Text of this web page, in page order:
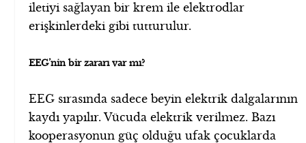
iletiyi sağlayan bir krem ile elektrodlar
erişkinlerdeki gibi tutturulur.
EEG’nin bir zararı var mı?
EEG sırasında sadece beyin elektrik dalgalarının
kaydı yapılır. Vücuda elektrik verilmez. Bazı
kooperasyonun güç olduğu ufak çocuklarda